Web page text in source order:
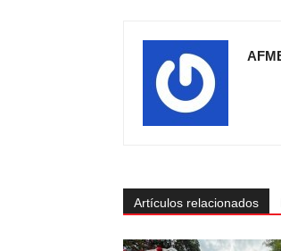
Artículos relacionados